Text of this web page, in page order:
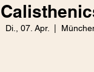
Di., 07. Apr.
  |